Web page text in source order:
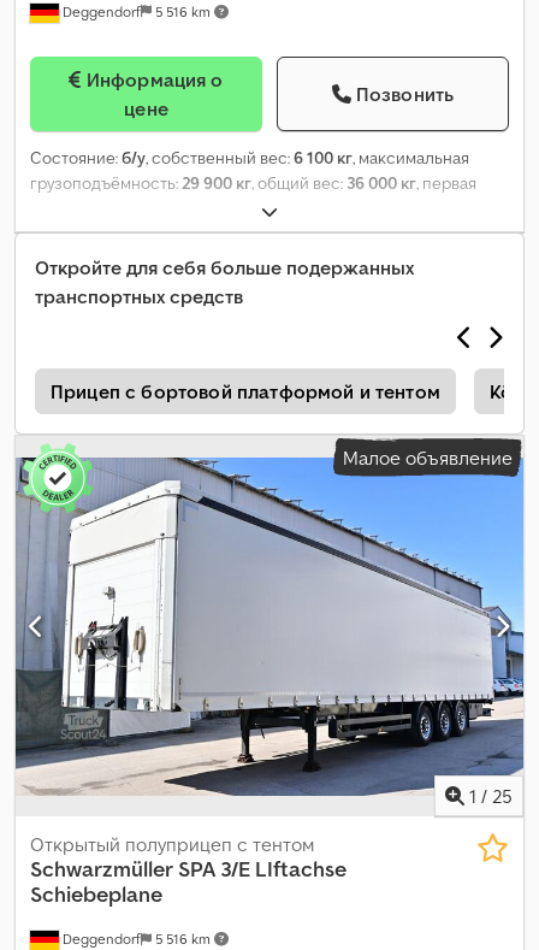
Deggendorf 5 516 km
цене
Позвонить
Состояние:б/у, собственный вес:6 100 кг, максимальная
грузоподъёмность:29 900 кг, общий вес: 36 000 кг, первая
, длина грузового отсека:
ширина пространства для загрузки:2 480 мм, высота
грузового отсека:
2 680 мм
, подвеска: воздух , тип передачи:
кабина водителя: другое, класс выбросов:
Откройте для себя больше подержанных
транспортных средств
Прицеп с бортовой платформой и тентом
Малое объявление
1 / 25
Deggendorf 5 516 km
Открытый полуприцеп с тентом
Schwarzmüller SPA 3/E LIftachse
Schiebeplane